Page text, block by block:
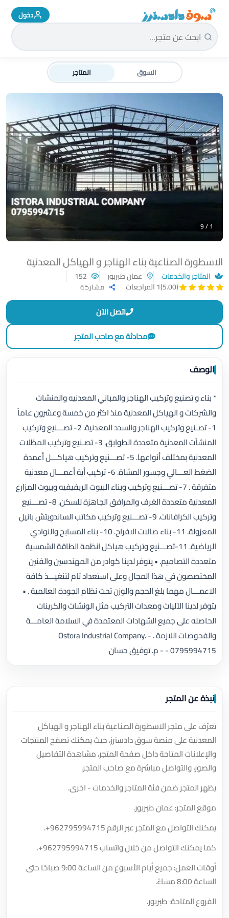
سوق دادسترز الرئيسية دخول
السوق المتاجر
الاسطورة الصناعية بناء الهناجر و الهياكل المعدنية
المتاجر والخدمات عمان طبربور
(5.00)
1 المراجعات مشاركة
1 / 9
اتصل الآن
محادثة مع صاحب المتجر
الوصف
* بناء و تصنيع وتركيب الهناجر والمباني المعدنيه والمنشات
والشركات و الهياكل المعدنية منذ اكثر من خمسة وعشرون عاماً
1- تصـنيع وتركيب الهناجر والسدد المعدنية. 2- تصـــنيع وتركيب
المنشآت المعدنية متعددة الطوابق. 3- تصـنيع وتركيب المظلات
المعدنية بمختلف أنواعها. 5- تصـــنيع وتركيب هياكـــل أعمدة
الضغط العـــالي وجسور المشاة. 6- تركيب أية أعمـــال معدنية
متفرقة . 7- تصـــنيع وتركيب وبناء البيوت الريفيفيه وبيوت المزارع
المعدنية متعددة الغرف والمرافق الجاهزة للسكن. 8- تصـــنيع
وتركيب الكرافانات. 9- تصـــنيع وتركيب مكاتب الساندويتش بانيل
المعزولة. 11- بناء صالات الافراح. 10- بناء المسابح والنوادي
الرياضية. 11-تصـــنيع وتركيب هياكل انظمة الطاقة الشمسية
متعددة التصاميم. • يتوفر لدينا كوادر من المهندسين والفنين
المختصصون في هذا المجال وعلى استعداد تام لتنغيـــذ كافة
الاعمـــال مهما بلغ الحجم والوزن تحت نظام الجودة العالمية . •
يتوفر لدينا الآليات ومعدات التركيب مثل الونشات والكرينات
الحاصله على جميع الشهادات المعتمدة في السلامة العامـــة
والفحوصات اللازمة . Ostora Industrial Company. -
0795994715 - - م. توفيق حسان
نبذة عن المتجر
تعرّف على متجر الاسطورة الصناعية بناء الهناجر و الهياكل
المعدنية على منصة سوق دادسترز، حيث يمكنك تصفح المنتجات
والإعلانات المتاحة داخل صفحة المتجر، مشاهدة التفاصيل
والصور، والتواصل مباشرة مع صاحب المتجر.
يظهر المتجر ضمن فئة المتاجر والخدمات - اخرى.
موقع المتجر: عمان طبربور.
يمكنك التواصل مع المتجر عبر الرقم+962795994715
.
كما يمكنك التواصل من خلال واتساب+962795994715
.
أوقات العمل: جميع أيام الأسبوع من الساعة 9:00 صباحًا حتى
الساعة 8:00 مساءً.
الفروع المتاحة: طبربور.